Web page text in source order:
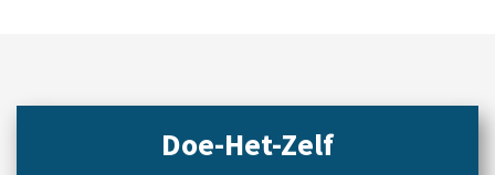
Doe-Het-Zelf